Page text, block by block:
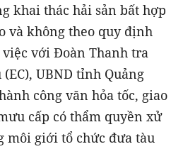
khai thác hải sản bất hợp
và không theo quy định
với Đoàn Thanh tra
UBND tỉnh Quảng
công văn hỏa tốc, giao
cấp có thẩm quyền xử
môi giới tổ chức đưa tàu